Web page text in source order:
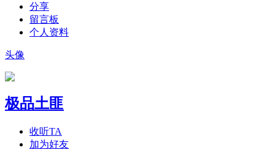
分享
留言板
个人资料
头像
极品土匪
收听TA
加为好友